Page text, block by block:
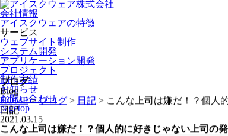
会社情報
アイスクウェアの特徴
サービス
ウェブサイト制作
システム開発
アプリケーション開発
プロジェクト
制作実績
お知らせ
お問い合わせ
ブログ
Blog
HOME>ブログ
日記
pagetop